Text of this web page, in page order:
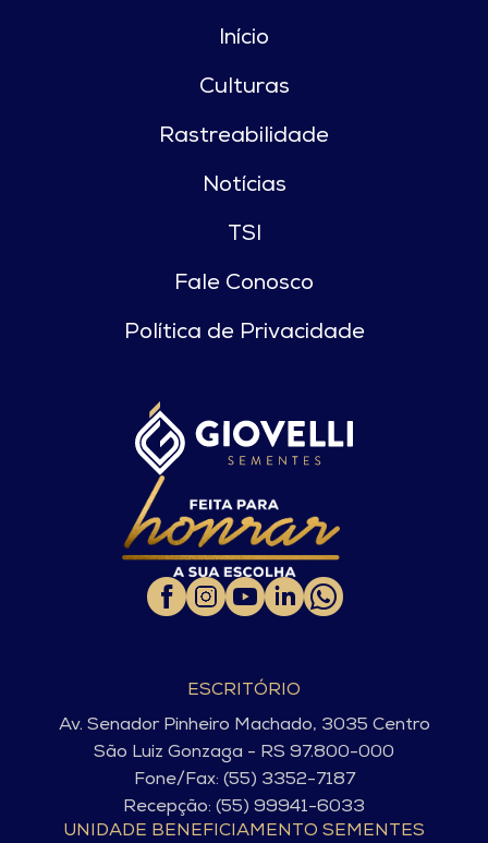
Início
Culturas
Rastreabilidade
Notícias
TSI
Fale Conosco
Política de Privacidade
ESCRITÓRIO
Av. Senador Pinheiro Machado, 3035 Centro
São Luiz Gonzaga - RS 97.800-000
Fone/Fax: (55) 3352-7187
Recepção: (55) 99941-6033
UNIDADE BENEFICIAMENTO SEMENTES